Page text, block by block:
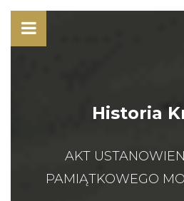
Historia
AKT
PAMIĄTKOWEGO